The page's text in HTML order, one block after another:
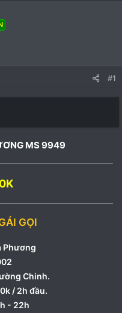
#1
MS 9949
GỌI
Phương
Chinh.
/ 2h đầu.
- 22h